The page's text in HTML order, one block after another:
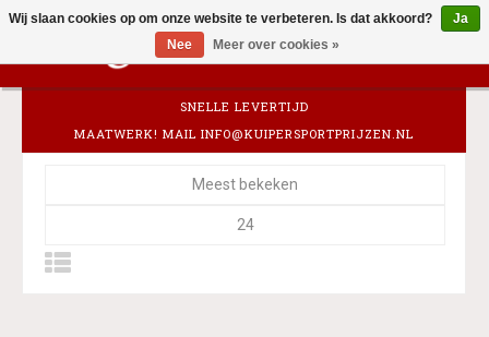
0
SNELLE LEVERTIJD
MAATWERK! MAIL INFO@KUIPERSPORTPRIJZEN.NL
Meest bekeken
24
Wij slaan cookies op om onze website te verbeteren. Is dat akkoord?
Ja
Nee
Meer over cookies »